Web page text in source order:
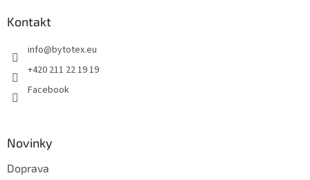
Kontakt
info@bytotex.eu
+420 211 22 19 19
Facebook
Novinky
Doprava